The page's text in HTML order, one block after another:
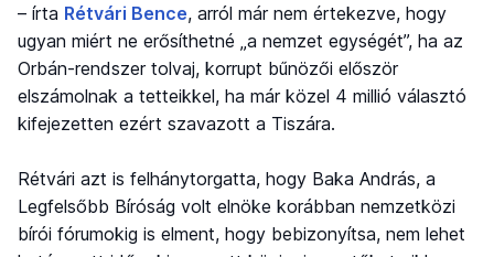
– írta Rétvári Bence, arról már nem értekezve, hogy
ugyan miért ne erősíthetné „a nemzet egységét”, ha az
Orbán-rendszer tolvaj, korrupt bűnözői először
elszámolnak a tetteikkel, ha már közel 4 millió választó
kifejezetten ezért szavazott a Tiszára.
Rétvári azt is felhánytorgatta, hogy Baka András, a
Legfelsőbb Bíróság volt elnöke korábban nemzetközi
bírói fórumokig is elment, hogy bebizonyítsa, nem lehet